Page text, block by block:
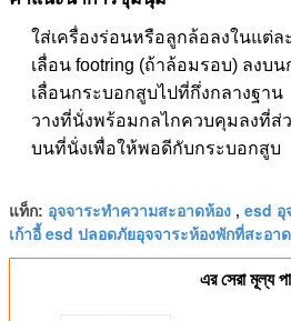
ใส่เครื่องร่อนหรือลูกล้อลงในแต่ล
เลื่อน footring (ถ้าล้อมรอบ) ลงบ
เลื่อนกระบอกสูบไปที่กึ่งกลางฐาน
วางที่นั่งพร้อมกลไกควบคุมลงที่ส่
บนที่นั่งเพื่อให้พอดีกับกระบอกสูบ
แท็ก: อุจจาระทำความสะอาดห้อง , esd อุ
เก้าอี้ esd ปลอดภัยอุจจาระห้องพักที่สะอาด
এর সেরা মূল্য